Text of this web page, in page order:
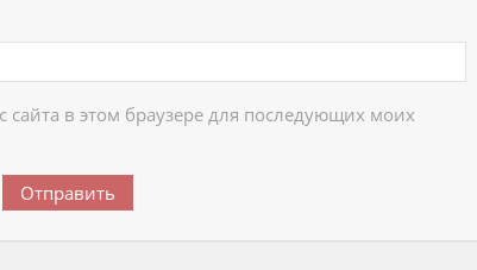
в этом браузере для последующих моих